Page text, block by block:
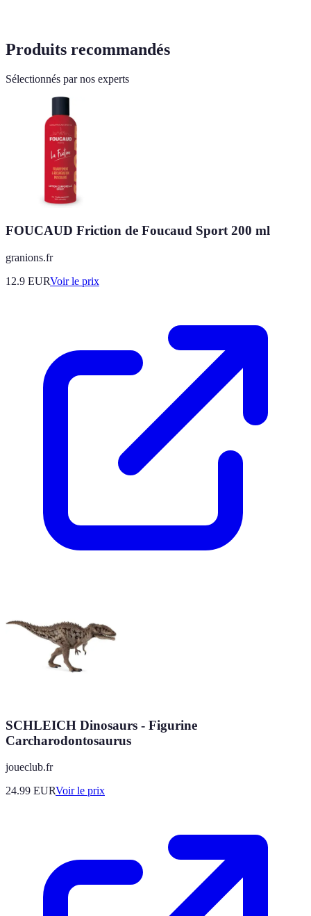
Produits recommandés
Sélectionnés par nos experts
FOUCAUD Friction de Foucaud Sport 200 ml
granions.fr
12.9 EURVoir le prix
SCHLEICH Dinosaurs - Figurine
Carcharodontosaurus
joueclub.fr
24.99 EURVoir le prix